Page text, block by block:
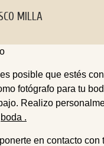
posible que estés
fotógrafo para tu
Realizo
boda .
en contacto con